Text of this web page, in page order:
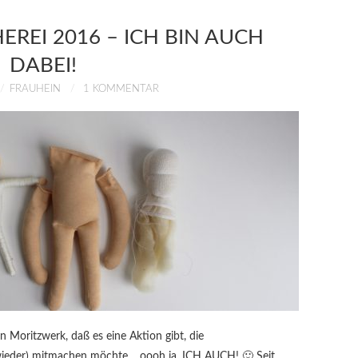
2016 – ICH BIN AUCH
DABEI!
FRAUHEIN 1 KOMMENTAR
Moritzwerk, daß es eine Aktion gibt, die